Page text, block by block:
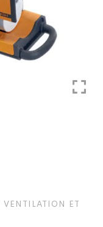
VENTILATION ET